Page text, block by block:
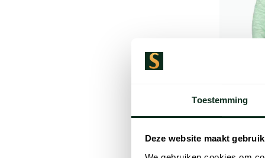
Toestemming
Deze website maakt
€ 109,99